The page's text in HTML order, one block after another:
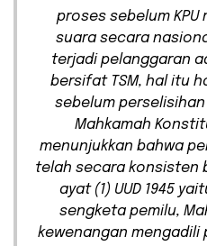
proses sebelum
suara secara
terjadi pelanggaran
bersifat TSM, hal itu
sebelum
Mahkamah
menunjukkan bahwa
telah secara konsisten
ayat (1) UUD 1945
sengketa pemilu,
kewenangan